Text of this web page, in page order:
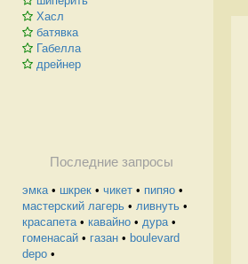
Хасл
батявка
Габелла
дрейнер
Последние запросы
эмка• шкрек • чикет • пипяо •
мастерский лагерь • ливнуть •
красапета• кавайно • дура•
гоменасай • газан • boulevard
depo •